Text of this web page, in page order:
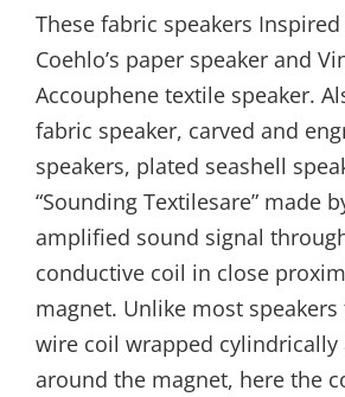
These fabric speakers
Coehlo’s paper speaker and
Accouphene textile speaker.
fabric speaker, carved and
speakers, plated seashell
“Sounding Textilesare” made
amplified sound signal
conductive coil in close
magnet. Unlike most
wire coil wrapped cylindrically
around the magnet, here the